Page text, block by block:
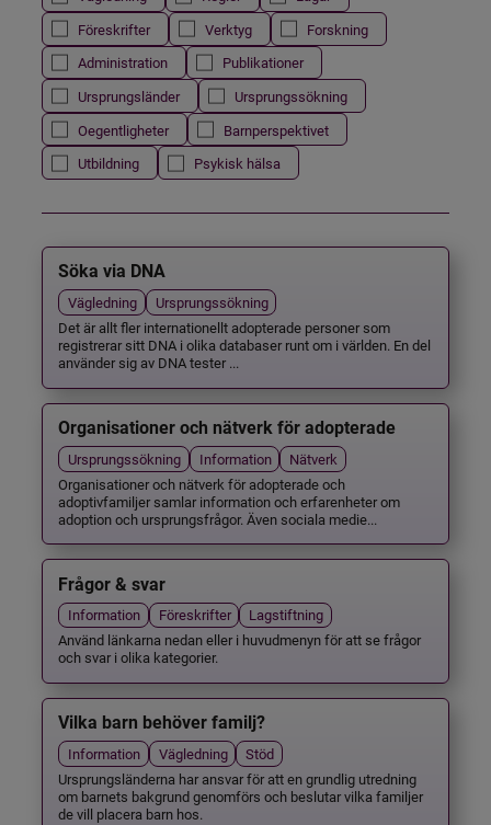
Föreskrifter
Verktyg
Forskning
Administration
Publikationer
Ursprungsländer
Ursprungssökning
Oegentligheter
Barnperspektivet
Utbildning
Psykisk hälsa
Söka via DNA
Vägledning
Ursprungssökning
Det är allt fler internationellt adopterade personer som
registrerar sitt DNA i olika databaser runt om i världen. En del
använder sig av DNA tester ...
Organisationer och nätverk för adopterade
Ursprungssökning Information
Nätverk
Organisationer och nätverk för adopterade och
adoptivfamiljer samlar information och erfarenheter om
adoption och ursprungsfrågor. Även sociala medie...
Frågor & svar
Information Föreskrifter
Lagstiftning
Använd länkarna nedan eller i huvudmenyn för att se frågor
och svar i olika kategorier.
Vilka barn behöver familj?
Information Vägledning
Stöd
Ursprungsländerna har ansvar för att en grundlig utredning
om barnets bakgrund genomförs och beslutar vilka familjer
de vill placera barn hos.